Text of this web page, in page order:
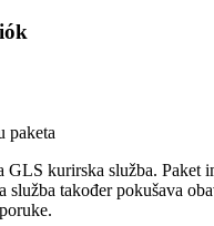
paketa
GLS kurirska služba. Paket
služba također pokušava